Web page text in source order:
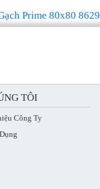
Prime 80x80 8629
TÔI
Công Ty